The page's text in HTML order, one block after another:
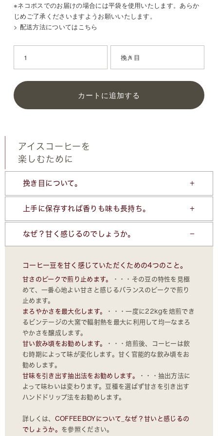
※ネコポスでのお届けの場合には平袋を使用いたします。あらか
じめご了承くださいますようお願いいたします。
> 配送方法についてはこちら
カートに追加する
アイスコーヒーを
楽しむために
挽き目について。
上手に保存すれば香りも味も長持ち。
なぜ？甘く感じるのでしょうか。
コーヒー豆を甘く感じていただくための4つのこと。
甘さのピークで煎り止めます。
・・・その豆の特性を見極
めて、一番心地よい甘さと感じるバランスのピークで煎り
止めます。
まろやかさを最大化します。
・・・一度に22kgを焙煎でき
るビンテージの大窯で輻射熱を最大に利用して均一なまろ
やかさを醸成します。
甘い飲み頃をお勧めします。
・・・焙煎後、コーヒーは飲
む時期によって味が変化します。甘く官能的な飲み頃をお
勧めします。
甘味を引き出す抽出法をお勧めします。
・・・抽出方法に
よって味わいは変わります。豆種を選ばず甘さを引き出す
ハンドドリップ法をお勧めします。
詳しくは、 COFFEEBOYについて_なぜ？甘いと感じるの
でしょうか。 を参照ください。